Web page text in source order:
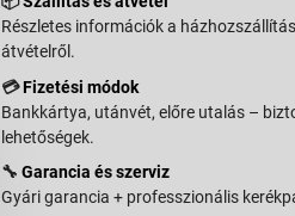
Részletes információk a
átvételről.
💳Fizetési módok
Bankkártya, utánvét, előre utalás –
lehetőségek.
🔧 Garancia és szerviz
Gyári garancia + professzionális